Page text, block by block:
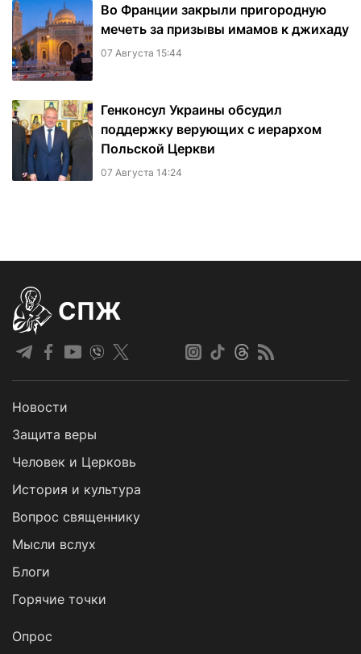
Во Франции закрыли пригородную
мечеть за призывы имамов к джихаду
07 Августа 15:44
Генконсул Украины обсудил
поддержку верующих с иерархом
Польской Церкви
07 Августа 14:24
СПЖ
Новости
Защита веры
Человек и Церковь
История и культура
Вопрос священнику
Мысли вслух
Блоги
Горячие точки
Опрос